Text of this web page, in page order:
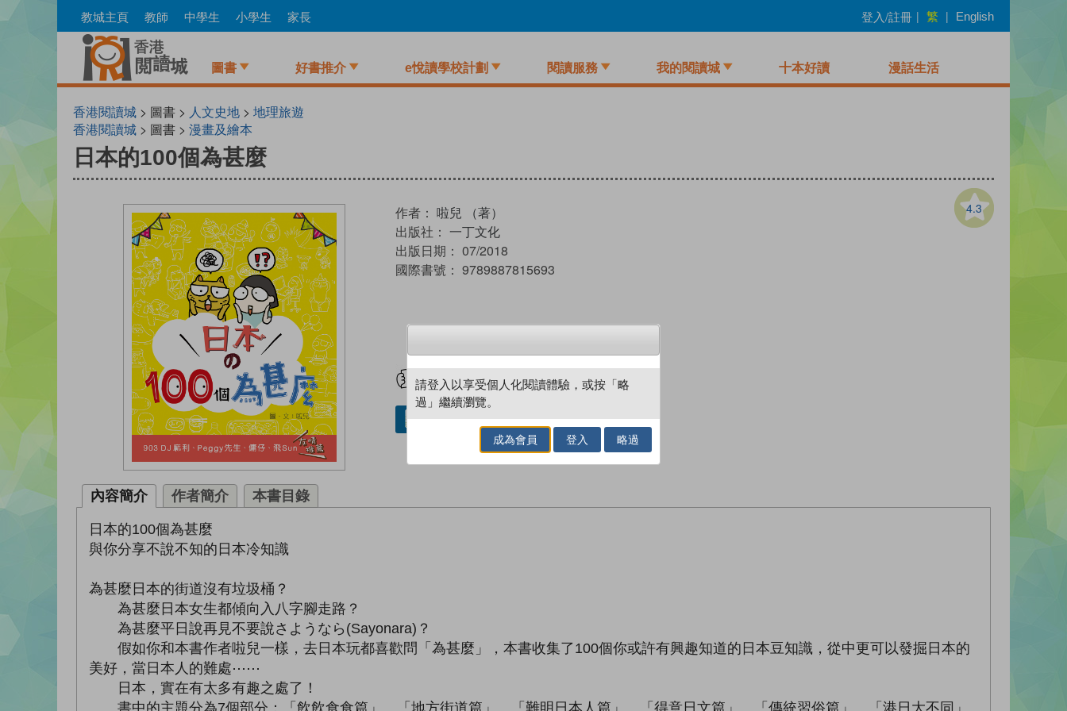
to
教城主頁 教師 中學生 小學生 家長 登入/註冊 | 繁 | English
圖書 好書推介 e悅讀學校計劃 閱讀服務 我的閱讀城 十本好讀 漫話生活
香港閱讀城 > 圖書 > 人文史地 > 地理旅遊
香港閱讀城 > 圖書 > 漫畫及繪本
日本的100個為甚麼
4.3
作者： 啦兒 （著）
出版社： 一丁文化
出版日期： 07/2018
國際書號： 9789887815693
試閲 加入閱讀紀錄
借閱實體書
內容簡介 作者簡介 本書目錄
日本的100個為甚麼
與你分享不說不知的日本冷知識
為甚麼日本的街道沒有垃圾桶？
為甚麼日本女生都傾向入八字腳走路？
為甚麼平日說再見不要說さようなら(Sayonara)？
假如你和本書作者啦兒一樣，去日本玩都喜歡問「為甚麼」，本書收集了100個你或許有興趣知道的日本豆知識，從中更可以發掘日本的
美好，當日本人的難處⋯⋯
日本，實在有太多有趣之處了！
請登入以享受個人化閱讀體驗，或按「略
過」繼續瀏覽。
成為會員 登入 略過